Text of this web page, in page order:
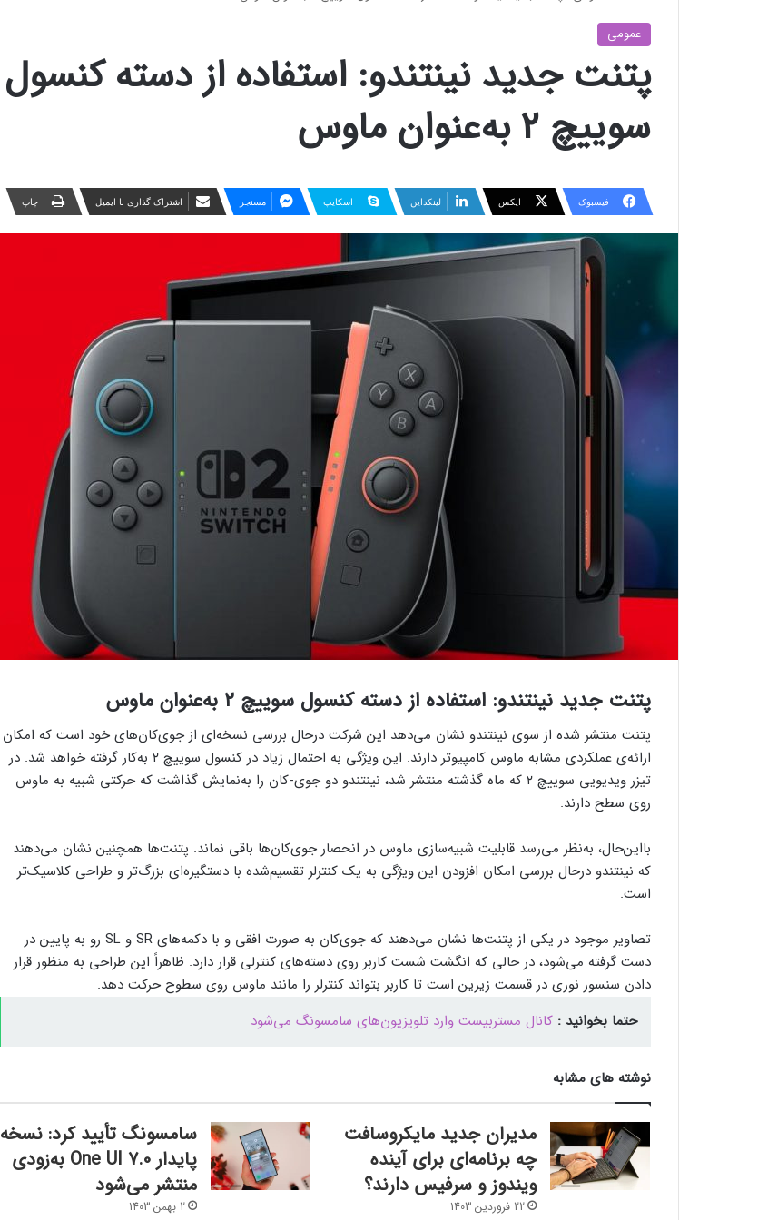
عمومی
پتنت جدید نینتندو: استفاده از دسته کنسول
سوییچ ۲ به‌عنوان ماوس
فیسبوک ایکس لینکداین اسکایپ مسنجر اشتراک گذاری با ایمیل چاپ
پتنت جدید نینتندو: استفاده از دسته کنسول سوییچ ۲ به‌عنوان ماوس
پتنت منتشر شده از سوی نینتندو نشان می‌دهد این شرکت درحال بررسی نسخه‌ای از جوی‌کان‌های خود است که امکان
ارائه‌ی عملکردی مشابه ماوس کامپیوتر دارند. این ویژگی به احتمال زیاد در کنسول سوییچ ۲ به‌کار گرفته خواهد شد. در
تیزر ویدیویی سوییچ ۲ که ماه گذشته منتشر شد، نینتندو دو جوی-کان را به‌نمایش گذاشت که حرکتی شبیه به ماوس
روی سطح دارند.
بااین‌حال، به‌نظر می‌رسد قابلیت شبیه‌سازی ماوس در انحصار جوی‌کان‌ها باقی نماند. پتنت‌ها همچنین نشان می‌دهند
که نینتندو درحال بررسی امکان افزودن این ویژگی به یک کنترلر تقسیم‌شده با دستگیره‌ای بزرگ‌تر و طراحی کلاسیک‌تر
است.
تصاویر موجود در یکی از پتنت‌ها نشان می‌دهند که جوی‌کان به صورت افقی و با دکمه‌های SR و SL رو به پایین در
دست گرفته می‌شود، در حالی که انگشت شست کاربر روی دسته‌های کنترلی قرار دارد. ظاهراً این طراحی به منظور قرار
دادن سنسور نوری در قسمت زیرین است تا کاربر بتواند کنترلر را مانند ماوس روی سطوح حرکت دهد.
حتما بخوانید : کانال مستربیست وارد تلویزیون‌های سامسونگ می‌شود
نوشته های مشابه
مدیران جدید مایکروسافت
چه برنامه‌ای برای آینده
ویندوز و سرفیس دارند؟
22 فروردین 1403
سامسونگ تأیید کرد: نسخه
پایدار One UI 7.0 به‌زودی
منتشر می‌شود
2 بهمن 1403
فرم‌ور باتری در گوشی‌های شیائومی با
سیستم‌عامل HyperOS 2.0 به‌روزرسانی
بیشتر مواد با حرارت‌دادن نرم می‌شوند؛ پس
چرا تخم مرغ سفت می‌شود؟
اینتل را در ویندوز Windows 11 24H2 کنار
گذاشت؛ پایانی بر عصر کامت‌لیک
همراه اول | مودم‌های رومیزی 5G انتخاب اول
گیمرها، محتواسازان و کسب‌وکارها
کم‌درآمد ارائه می‌شود